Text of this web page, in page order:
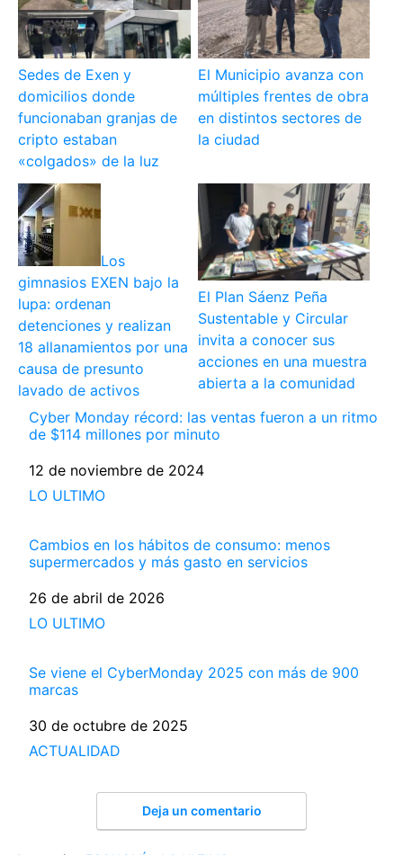
Sedes de Exen y
domicilios donde
funcionaban granjas de
cripto estaban
«colgados» de la luz
El Municipio avanza con
múltiples frentes de obra
en distintos sectores de
la ciudad
Los
gimnasios EXEN bajo la
lupa: ordenan
detenciones y realizan
18 allanamientos por una
causa de presunto
lavado de activos
El Plan Sáenz Peña
Sustentable y Circular
invita a conocer sus
acciones en una muestra
abierta a la comunidad
Cyber Monday récord: las ventas fueron a un ritmo
de $114 millones por minuto
Fecha
12 de noviembre de 2024
Respecto a
LO ULTIMO
Cambios en los hábitos de consumo: menos
supermercados y más gasto en servicios
Fecha
26 de abril de 2026
Respecto a
LO ULTIMO
Se viene el CyberMonday 2025 con más de 900
marcas
Fecha
30 de octubre de 2025
Respecto a
ACTUALIDAD
Deja un comentario